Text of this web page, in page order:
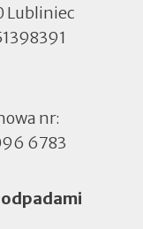
Lubliniec
nr:
6783